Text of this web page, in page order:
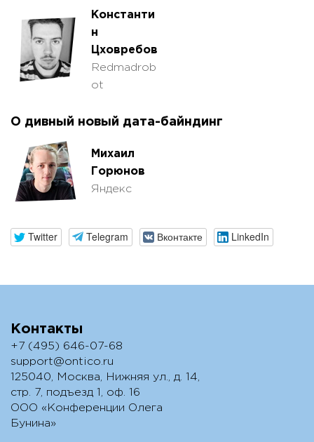
Константи
н
Цховребов
Redmadrob
ot
О дивный новый дата-байндинг
Михаил
Горюнов
Яндекс
Twitter Telegram Вконтакте LinkedIn
Контакты
+7 (495) 646-07-68
support@ontico.ru
125040, Москва, Нижняя ул., д. 14,
стр. 7, подъезд 1, оф. 16
ООО «Конференции Олега
Бунина»